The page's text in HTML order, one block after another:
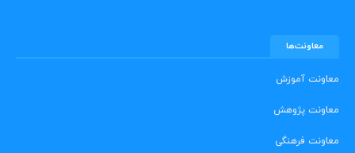
معاونت‌ها
معاونت آموزش
معاونت پژوهش
معاونت فرهنگی